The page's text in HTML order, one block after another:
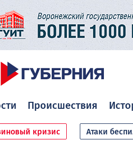
Происшествия
кризис Атаки